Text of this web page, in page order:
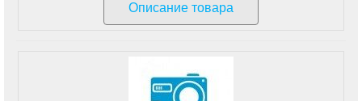
Описание товара